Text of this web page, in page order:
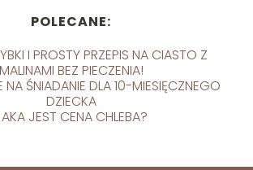
POLECANE:
I PROSTY PRZEPIS NA CIASTO Z
MALINAMI BEZ PIECZENIA!
ŚNIADANIE DLA 10-MIESIĘCZNEGO
DZIECKA
JEST CENA CHLEBA?